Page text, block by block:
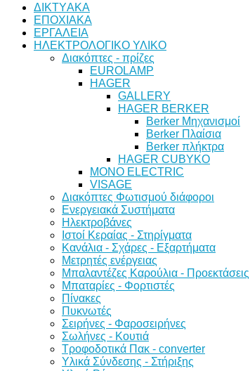
ΔΙKTΥAKA
ΕΠΟΧΙΑΚΑ
ΕΡΓΑΛΕΙΑ
ΗΛΕΚΤΡΟΛΟΓΙΚΟ ΥΛΙΚΟ
Διακόπτες - πρίζες
EUROLAMP
HAGER
GALLERY
HAGER BERKER
Berker Μηχανισμοί
Berker Πλαίσια
Berker πλήκτρα
HAGER CUBYKO
MONO ELECTRIC
VISAGE
Διακόπτες Φωτισμού διάφοροι
Ενεργειακά Συστήματα
Ηλεκτροβάνες
Ιστοί Κεραίας - Στηρίγματα
Κανάλια - Σχάρες - Εξαρτήματα
Μετρητές ενέργειας
Μπαλαντέζες Καρούλια - Προεκτάσεις
Μπαταρίες - Φορτιστές
Πίνακες
Πυκνωτές
Σειρήνες - Φαροσειρήνες
Σωλήνες - Κουτιά
Τροφοδοτικά Πακ - converter
Υλικά Σύνδεσης - Στήριξης